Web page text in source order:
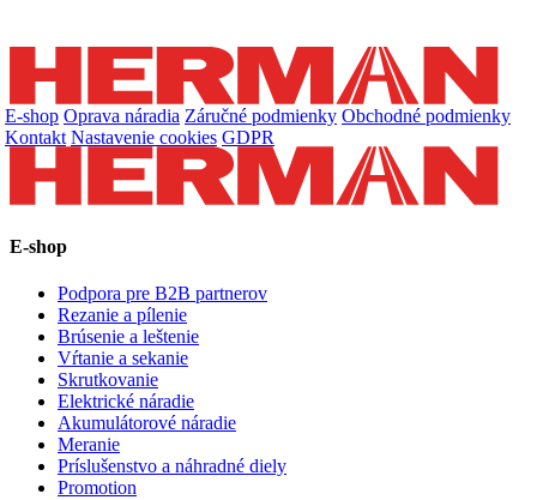
E-shop Oprava náradia Záručné podmienky Obchodné podmienky
Kontakt Nastavenie cookies GDPR
E-shop
Podpora pre B2B partnerov
Rezanie a pílenie
Brúsenie a leštenie
Vŕtanie a sekanie
Skrutkovanie
Elektrické náradie
Akumulátorové náradie
Meranie
Príslušenstvo a náhradné diely
Promotion